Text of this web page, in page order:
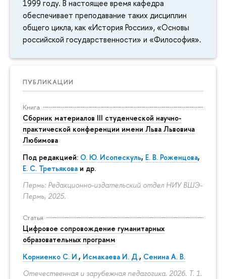
1999 году. В настоящее время кафедра
обеспечивает преподавание таких дисциплин
общего цикла, как «История России», «Основы
российской государственности» и «Философия».
ПУБЛИКАЦИИ
Книга
Сборник материалов III студенческой научно-
практической конференции имени Льва Львовича
Любимова
Под редакцией: О. Ю. Исопескуль, Е. В. Роженцова,
Е. С. Третьякова и др.
Пермь: Редакционно-издательский отдел НИУ ВШЭ-
Пермь, 2025.
Статья
Цифровое сопровождение гуманитарных
образовательных программ
Корниенко С. И., Исмакаева И. Д., Сенина А. В.
Отечественная и зарубежная педагогика. 2026. Т. 1.